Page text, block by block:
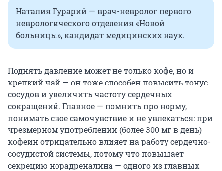
Наталия Гурарий — врач-невролог первого
неврологического отделения «Новой
больницы», кандидат медицинских наук.
Поднять давление может не только кофе, но и
крепкий чай — он тоже способен повысить тонус
сосудов и увеличить частоту сердечных
сокращений. Главное — помнить про норму,
понимать свое самочувствие и не увлекаться: при
чрезмерном употреблении (более 300 мг в день)
кофеин отрицательно влияет на работу сердечно-
сосудистой системы, потому что повышает
секрецию норадреналина — одного из главных